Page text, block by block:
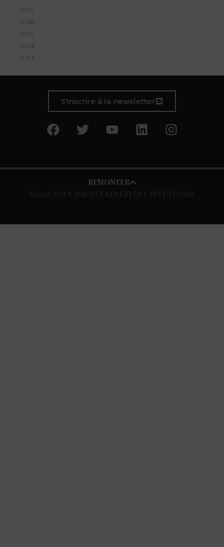
2017
2016
2015
2014
2013
S'inscrire à la newsletter
REMONTER